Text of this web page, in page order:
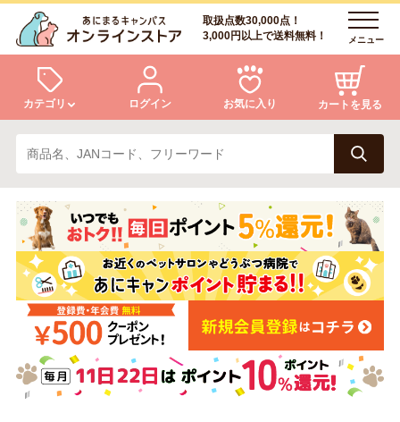
取扱点数30,000点！
3,000円以上で送料無料！
メニュー
カテゴリ
犬 猫
小動物・鳥 アクア・爬虫類・昆虫
ドッグフード キャットフード
美容・ケア用品 服・おさんぽ用品
ログイン お気に入り カートを見る
ログイン
会員登録
あにまるキャンパスについて
アフターサービス
商品リクエスト